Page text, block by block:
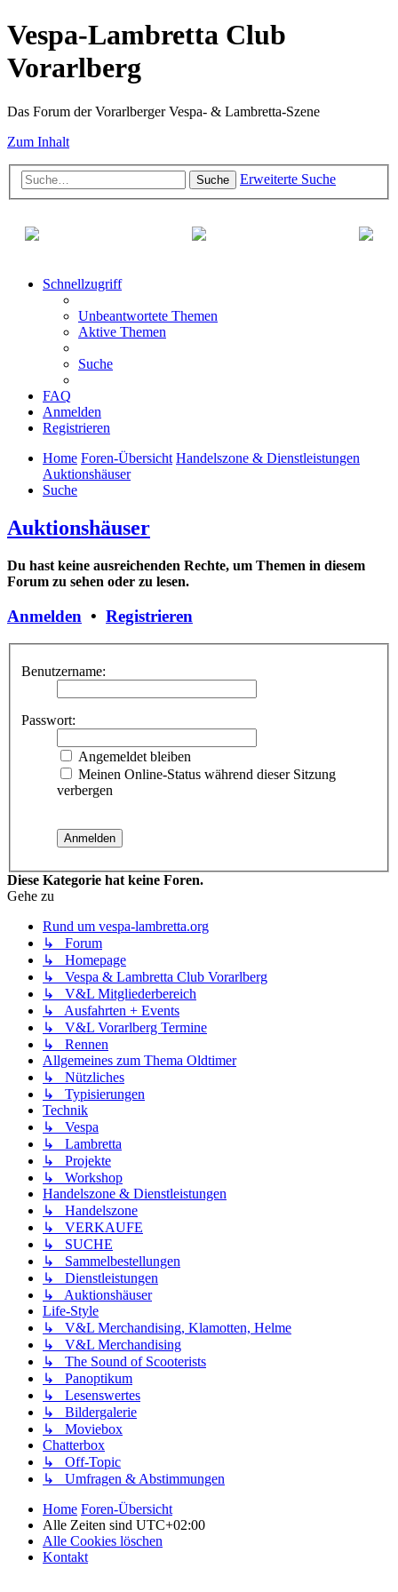
Vespa-Lambretta Club
Vorarlberg
Das Forum der Vorarlberger Vespa- & Lambretta-Szene
Zum Inhalt
Suche Erweiterte Suche
Schnellzugriff
Unbeantwortete Themen
Aktive Themen
Suche
FAQ
Anmelden
Registrieren
Home Foren-Übersicht Handelszone & Dienstleistungen
Auktionshäuser
Suche
Auktionshäuser
Du hast keine ausreichenden Rechte, um Themen in diesem
Forum zu sehen oder zu lesen.
Anmelden • Registrieren
Benutzername:
Passwort:
Angemeldet bleiben
Meinen Online-Status während dieser Sitzung
verbergen
Diese Kategorie hat keine Foren.
Gehe zu
Rund um vespa-lambretta.org
↳ Forum
↳ Homepage
↳ Vespa & Lambretta Club Vorarlberg
↳ V&L Mitgliederbereich
↳ Ausfahrten + Events
↳ V&L Vorarlberg Termine
↳ Rennen
Allgemeines zum Thema Oldtimer
↳ Nützliches
↳ Typisierungen
Technik
↳ Vespa
↳ Lambretta
↳ Projekte
↳ Workshop
Handelszone & Dienstleistungen
↳ Handelszone
↳ VERKAUFE
↳ SUCHE
↳ Sammelbestellungen
↳ Dienstleistungen
↳ Auktionshäuser
Life-Style
↳ V&L Merchandising, Klamotten, Helme
↳ V&L Merchandising
↳ The Sound of Scooterists
↳ Panoptikum
↳ Lesenswertes
↳ Bildergalerie
↳ Moviebox
Chatterbox
↳ Off-Topic
↳ Umfragen & Abstimmungen
Home Foren-Übersicht
Alle Zeiten sind UTC+02:00
Alle Cookies löschen
Kontakt